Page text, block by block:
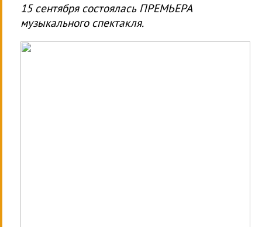
15 сентября состоялась ПРЕМЬЕРА
музыкального спектакля.